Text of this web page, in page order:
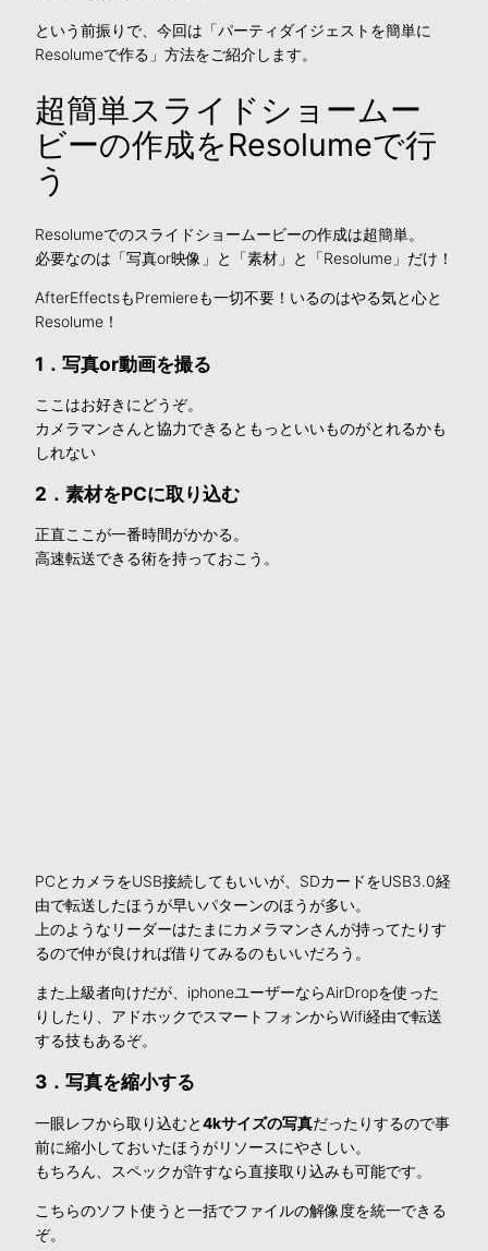
という前振りで、今回は「パーティダイジェストを簡単に
Resolumeで作る」方法をご紹介します。
超簡単スライドショームー
ビーの作成をResolumeで行
う
Resolumeでのスライドショームービーの作成は超簡単。
必要なのは「写真or映像」と「素材」と「Resolume」だけ！
AfterEffectsもPremiereも一切不要！いるのはやる気と心と
Resolume！
1．写真or動画を撮る
ここはお好きにどうぞ。
カメラマンさんと協力できるともっといいものがとれるかも
しれない
2．素材をPCに取り込む
正直ここが一番時間がかかる。
高速転送できる術を持っておこう。
PCとカメラをUSB接続してもいいが、SDカードをUSB3.0経
由で転送したほうが早いパターンのほうが多い。
上のようなリーダーはたまにカメラマンさんが持ってたりす
るので仲が良ければ借りてみるのもいいだろう。
また上級者向けだが、iphoneユーザーならAirDropを使った
りしたり、アドホックでスマートフォンからWifi経由で転送
する技もあるぞ。
3．写真を縮小する
一眼レフから取り込むと4kサイズの写真だったりするので事
前に縮小しておいたほうがリソースにやさしい。
もちろん、スペックが許すなら直接取り込みも可能です。
こちらのソフト使うと一括でファイルの解像度を統一できる
ぞ。